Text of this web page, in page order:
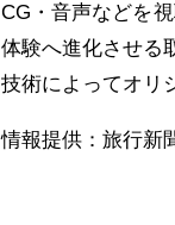
CG・音声などを
体験へ進化させる
技術によってオリ
情報提供：旅行新